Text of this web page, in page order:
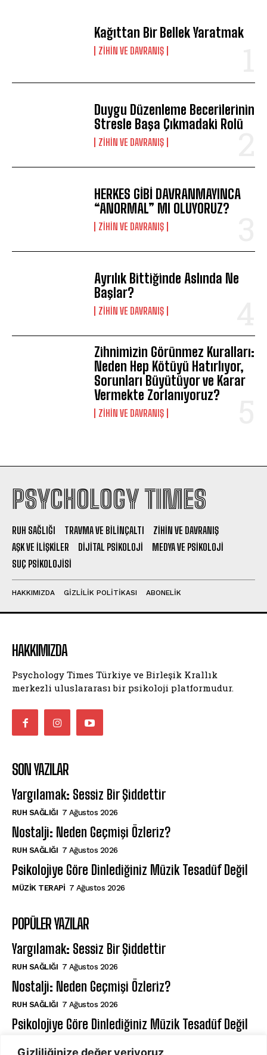
Gizliliğinize değer veriyoruz
Kağıttan Bir Bellek Yaratmak
⁠ZIHIN VE DAVRANIŞ
Duygu Düzenleme Becerilerinin
Stresle Başa Çıkmadaki Rolü
⁠ZIHIN VE DAVRANIŞ
HERKES GİBİ DAVRANMAYINCA
“ANORMAL” MI OLUYORUZ?
⁠ZIHIN VE DAVRANIŞ
Ayrılık Bittiğinde Aslında Ne
Başlar?
⁠ZIHIN VE DAVRANIŞ
Zihnimizin Görünmez Kuralları:
Neden Hep Kötüyü Hatırlıyor,
Sorunları Büyütüyor ve Karar
Vermekte Zorlanıyoruz?
⁠ZIHIN VE DAVRANIŞ
PSYCHOLOGY TIMES
RUH SAĞLIĞI TRAVMA VE BILINÇALTI
ZIHIN VE DAVRANIŞ
AŞK VE İLIŞKILER
DIJITAL PSIKOLOJI
MEDYA VE PSIKOLOJI
SUÇ PSIKOLOJISI
HAKKIMIZDA GIZLILIK POLITIKASI ABONELIK
HAKKIMIZDA
Psychology Times Türkiye ve Birleşik Krallık
merkezli uluslararası bir psikoloji platformudur.
SON YAZILAR
Yargılamak: Sessiz Bir Şiddettir
⁠RUH SAĞLIĞI 7 Ağustos 2026
Nostalji: Neden Geçmişi Özleriz?
⁠RUH SAĞLIĞI 7 Ağustos 2026
Psikolojiye Göre Dinlediğiniz Müzik Tesadüf Değil
MÜZIK TERAPI 7 Ağustos 2026
POPÜLER YAZILAR
Yargılamak: Sessiz Bir Şiddettir
⁠RUH SAĞLIĞI 7 Ağustos 2026
Nostalji: Neden Geçmişi Özleriz?
⁠RUH SAĞLIĞI 7 Ağustos 2026
Psikolojiye Göre Dinlediğiniz Müzik Tesadüf Değil